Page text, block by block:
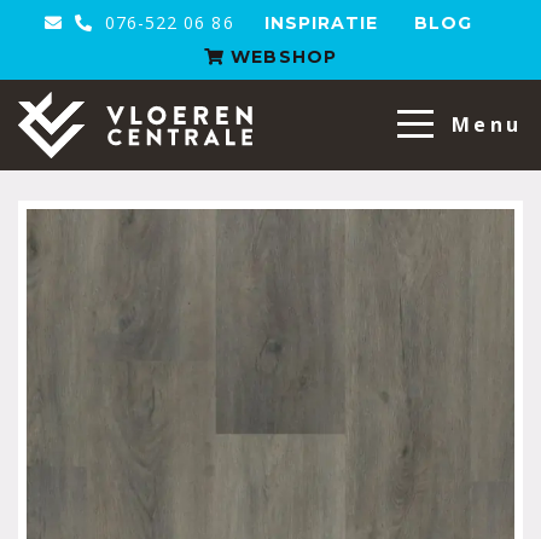
076-522 06 86 INSPIRATIE
BLOG
WEBSHOP
VloerenCentrale
Menu